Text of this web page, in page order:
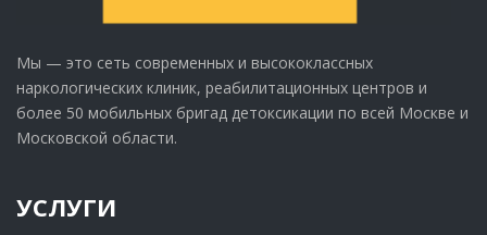
Мы — это сеть современных и высококлассных
наркологических клиник, реабилитационных центров и
более 50 мобильных бригад детоксикации по всей Москве и
Московской области.
УСЛУГИ